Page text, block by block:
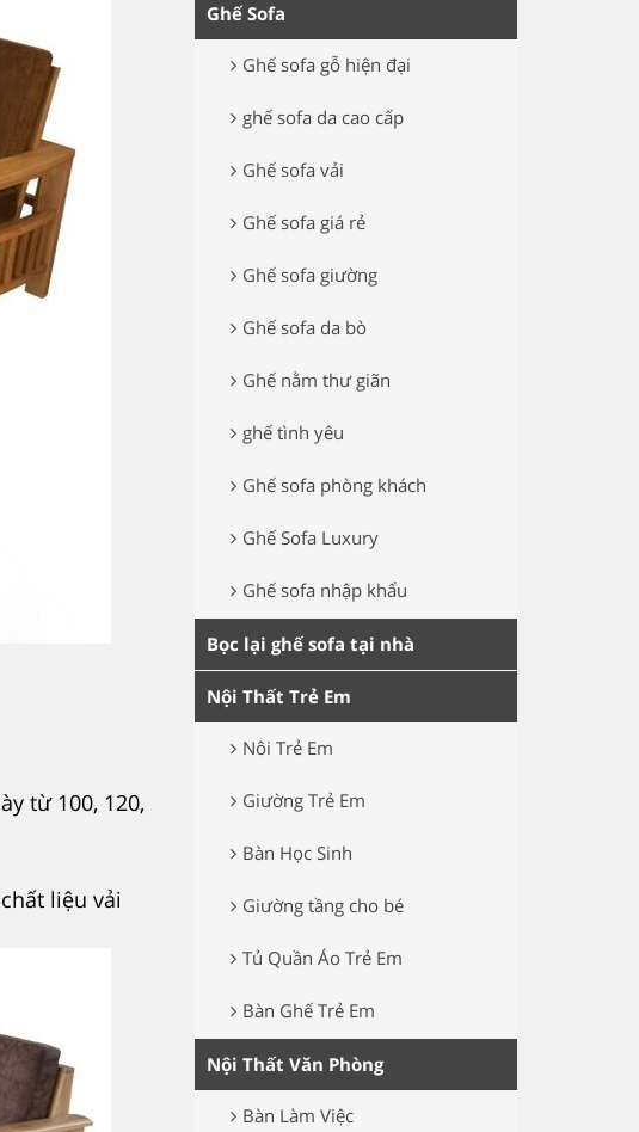
từ 100, 120,
liệu vải
Ghế Sofa
Ghế sofa gỗ hiện đại
ghế sofa da cao cấp
Ghế sofa vải
Ghế sofa giá rẻ
Ghế sofa giường
Ghế sofa da bò
Ghế nằm thư giãn
ghế tình yêu
Ghế sofa phòng khách
Ghế Sofa Luxury
Ghế sofa nhập khẩu
Bọc lại ghế sofa tại nhà
Nội Thất Trẻ Em
Nôi Trẻ Em
Giường Trẻ Em
Bàn Học Sinh
Giường tầng cho bé
Tủ Quần Áo Trẻ Em
Bàn Ghế Trẻ Em
Nội Thất Văn Phòng
Bàn Làm Việc